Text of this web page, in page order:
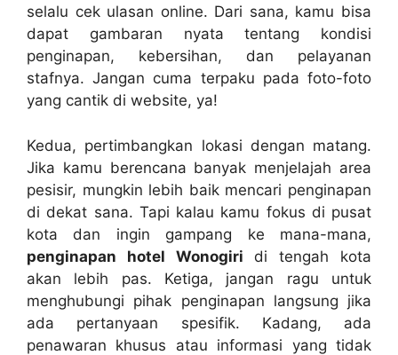
selalu cek ulasan online. Dari sana, kamu bisa
dapat gambaran nyata tentang kondisi
penginapan, kebersihan, dan pelayanan
stafnya. Jangan cuma terpaku pada foto-foto
yang cantik di website, ya!
Kedua, pertimbangkan lokasi dengan matang.
Jika kamu berencana banyak menjelajah area
pesisir, mungkin lebih baik mencari penginapan
di dekat sana. Tapi kalau kamu fokus di pusat
kota dan ingin gampang ke mana-mana,
penginapan hotel Wonogiri di tengah kota
akan lebih pas. Ketiga, jangan ragu untuk
menghubungi pihak penginapan langsung jika
ada pertanyaan spesifik. Kadang, ada
penawaran khusus atau informasi yang tidak